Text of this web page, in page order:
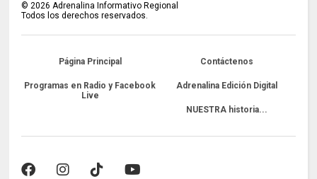
©2026 Adrenalina Informativo Regional
Todos los derechos reservados.
Página Principal Contáctenos
Programas en Radio y Facebook
Live
Adrenalina Edición Digital
NUESTRA historia...